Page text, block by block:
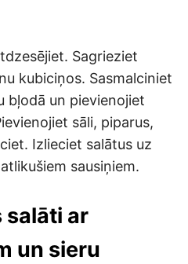
Sagrieziet
kubiciņos. Sasmalciniet
bļodā un pievienojiet
sāli, piparus,
Izlieciet salātus uz
sausiņiem.
salāti ar
un sieru